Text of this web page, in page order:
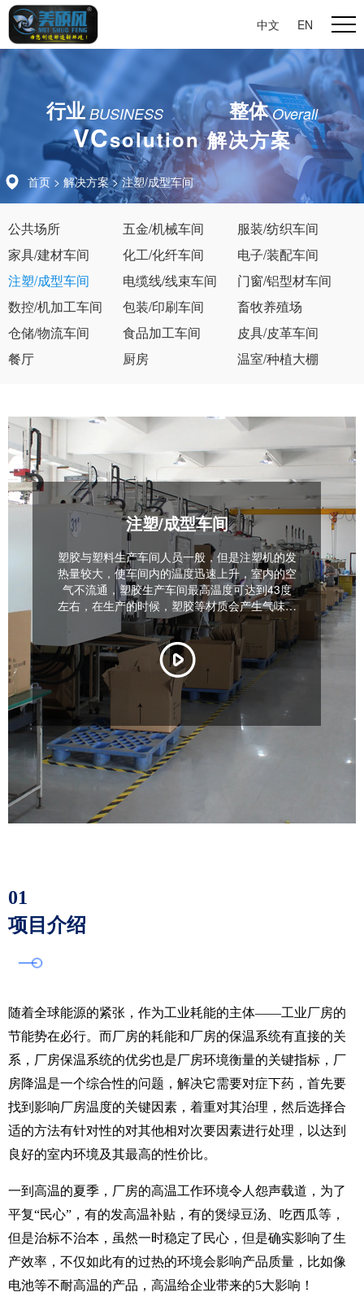
中文 EN
行业 BUSINESS 整体 Overall
VCsolution 解决方案
首页 > 解决方案>注塑/成型车间
公共场所 五金/机械车间
服装/纺织车间
家具/建材车间
化工/化纤车间
电子/装配车间
注塑/成型车间
电缆线/线束车间
门窗/铝型材车间
数控/机加工车间
包装/印刷车间
畜牧养殖场
仓储/物流车间
食品加工车间
皮具/皮革车间
餐厅
厨房 温室/种植大棚
注塑/成型车间
塑胶与塑料生产车间人员一般，但是注塑机的发
热量较大，使车间内的温度迅速上升，室内的空
气不流通，塑胶生产车间最高温度可达到43度
左右，在生产的时候，塑胶等材质会产生气味，
味道非常难闻。因为这种传统空调的使用是要门
窗密闭环境，而这又导致了这类型的车间不能安
装传统的中央空调或者柜式空调。企业管理人员
如果不采用一些降温设备降温，员工的工作效率
会很低，且员工在夏天工作时还容易出现中暑，
脱水等情况。
01
项目介绍
随着全球能源的紧张，作为工业耗能的主体——工业厂房的
节能势在必行。而厂房的耗能和厂房的保温系统有直接的关
系，厂房保温系统的优劣也是厂房环境衡量的关键指标，厂
房降温是一个综合性的问题，解决它需要对症下药，首先要
找到影响厂房温度的关键因素，着重对其治理，然后选择合
适的方法有针对性的对其他相对次要因素进行处理，以达到
良好的室内环境及其最高的性价比。
一到高温的夏季，厂房的高温工作环境令人怨声载道，为了
平复“民心”，有的发高温补贴，有的煲绿豆汤、吃西瓜等，
但是治标不治本，虽然一时稳定了民心，但是确实影响了生
产效率，不仅如此有的过热的环境会影响产品质量，比如像
电池等不耐高温的产品，高温给企业带来的5大影响！